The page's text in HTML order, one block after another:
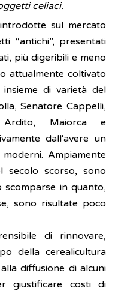
celiaci.
sul mercato
“antichi”, presentati
più digeribili e meno
attualmente coltivato
di varietà del
Senatore Cappelli,
Ardito, Maiorca e
dall'avere un
Ampiamente
secolo scorso, sono
scomparse in quanto,
sono risultate poco
di rinnovare,
della cerealicultura
diffusione di alcuni
giustificare costi di